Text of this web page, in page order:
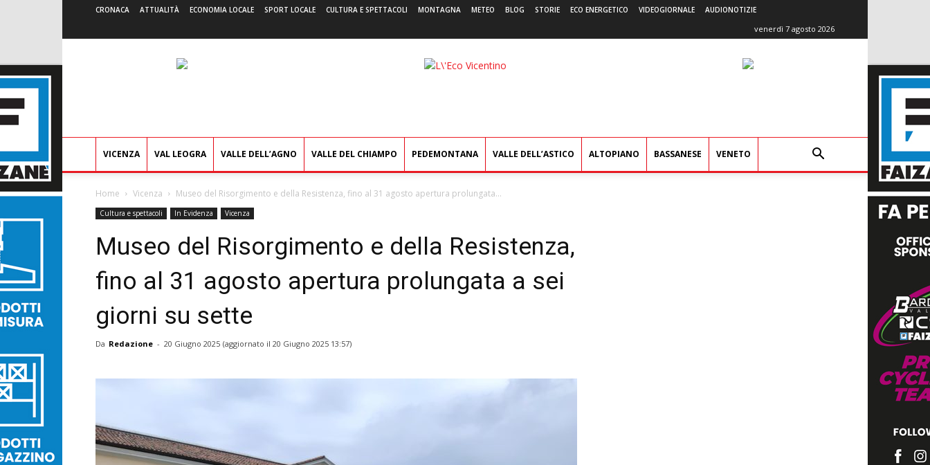
CRONACA ATTUALITÀ ECONOMIA LOCALE SPORT LOCALE CULTURA E SPETTACOLI MONTAGNA METEO BLOG STORIE ECO ENERGETICO VIDEOGIORNALE AUDIONOTIZIE
venerdì 7 agosto 2026
L'Eco
VICENZA VAL LEOGRA VALLE DELL’AGNO VALLE DEL CHIAMPO PEDEMONTANA VALLE DELL’ASTICO ALTOPIANO BASSANESE VENETO
Home Vicenza Museo del Risorgimento e della Resistenza, fino al 31 agosto apertura prolungata...
Cultura e spettacoli In Evidenza Vicenza
Museo del Risorgimento e della Resistenza,
fino al 31 agosto apertura prolungata a sei
giorni su sette
Da Redazione - 20 Giugno 2025 (aggiornato il 20 Giugno 2025 13:57)